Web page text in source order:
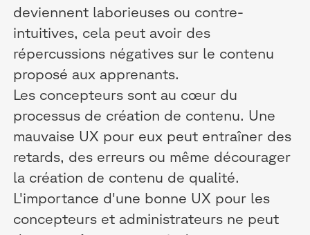
deviennent laborieuses ou contre-
intuitives, cela peut avoir des
répercussions négatives sur le contenu
proposé aux apprenants.
Les concepteurs sont au cœur du
processus de création de contenu. Une
mauvaise UX pour eux peut entraîner des
retards, des erreurs ou même décourager
la création de contenu de qualité.
L'importance d'une bonne UX pour les
concepteurs et administrateurs ne peut